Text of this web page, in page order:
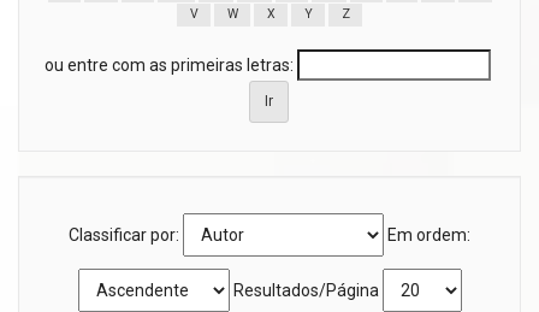
V
W X Y Z
ou entre com as primeiras letras:
Classificar por: Em ordem:
Resultados/Página